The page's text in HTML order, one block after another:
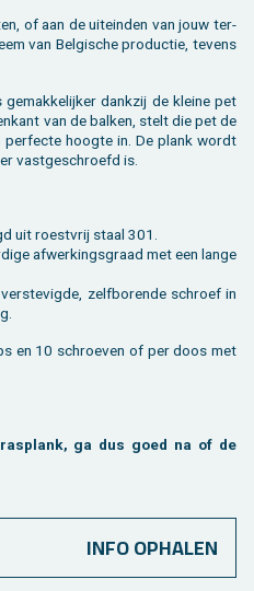
of aan de uit­ein­den van jouw ter­
van Bel­gi­sche pro­duc­tie, te­vens
dank­zij de klei­ne pet
van de bal­ken, stelt die pet de
per­fec­te hoog­te in. De plank wordt
vast­ge­schroefd is.
uit roest­vrij staal 301.
af­wer­kings­graad met een lange
zelf­bo­ren­de schroef in
en 10 schroe­ven of per doos met
ga dus goed na of de
INFO OPHALEN